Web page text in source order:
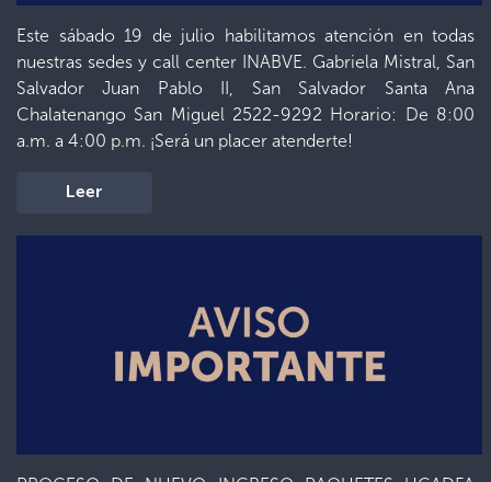
Este sábado 19 de julio habilitamos atención en todas
nuestras sedes y call center INABVE. Gabriela Mistral, San
Salvador Juan Pablo II, San Salvador Santa Ana
Chalatenango San Miguel 2522-9292 Horario: De 8:00
a.m. a 4:00 p.m. ¡Será un placer atenderte!
Leer